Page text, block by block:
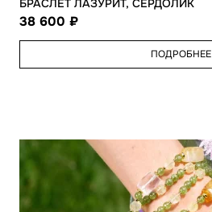
БРАСЛЕТ ЛАЗУРИТ, СЕРДОЛИК
38 600
ПОДРОБНЕЕ